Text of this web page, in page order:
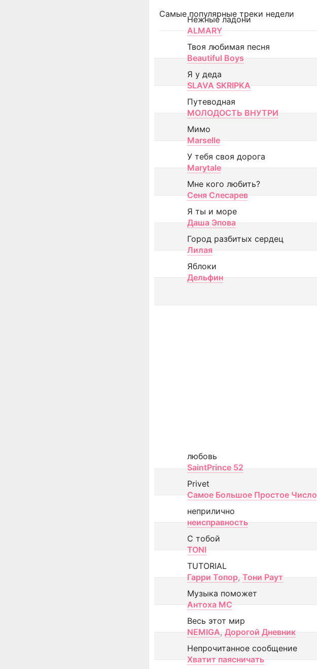
Самые популярные треки недели
Нежные ладони
ALMARY
Твоя любимая песня
Beautiful Boys
Я у деда
SLAVA SKRIPKA
Путеводная
МОЛОДОСТЬ ВНУТРИ
Мимо
Marselle
У тебя своя дорога
Marytale
Мне кого любить?
Сеня Слесарев
Я ты и море
Даша Эпова
Город разбитых сердец
Лилая
Яблоки
Дельфин
любовь
SaintPrince 52
Privet
Самое Большое Простое Число
неприлично
неисправность
С тобой
TONI
TUTORIAL
Гарри Топор, Тони Раут
Музыка поможет
Антоха МС
Весь этот мир
NEMIGA, Дорогой Дневник
Непрочитанное сообщение
Хватит паясничать